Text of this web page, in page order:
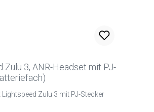
Zulu 3, ANR-Headset mit PJ-
Lightspeed Zulu 3 mit PJ-Stecker